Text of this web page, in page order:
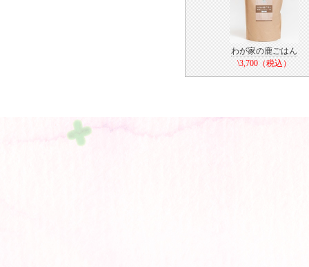
わが家の鹿ごはん
\3,700（税込）